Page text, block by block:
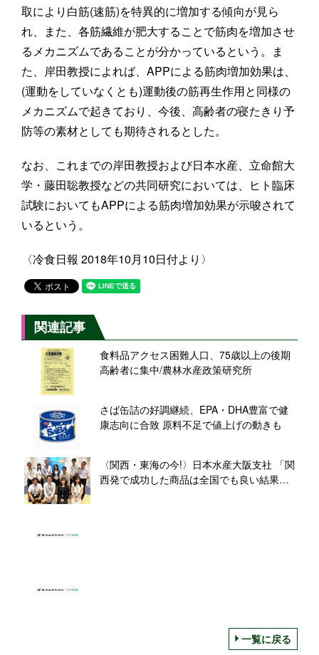
取により白筋(速筋)を特異的に増加する傾向が見ら
れ、また、各筋繊維が肥大することで筋肉を増加させ
るメカニズムであることが分かっているという。ま
た、岸田教授によれば、APPによる筋肉増加効果は、
(運動をしていなくとも)運動後の筋再生作用と同様の
メカニズムで起きており、今後、高齢者の寝たきり予
防等の素材としても期待されるとした。
なお、これまでの岸田教授および日本水産、立命館大
学・藤田聡教授などの共同研究においては、ヒト臨床
試験においてもAPPによる筋肉増加効果が示唆されて
いるという。
〈冷食日報 2018年10月10日付より〉
関連記事
食料品アクセス困難人口、75歳以上の後期
高齢者に集中/農林水産政策研究所
さば缶詰の好調継続、EPA・DHA豊富で健
康志向に合致 原料不足で値上げの動きも
〈関西・東海の今!〉日本水産大阪支社 「関
西発で成功した商品は全国でも良い結果
一覧に戻る